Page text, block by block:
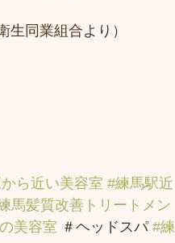
生同業組合より）
ら近い美容室 #練馬駅近
馬髪質改善トリートメン
美容室 ＃ヘッドスパ #練